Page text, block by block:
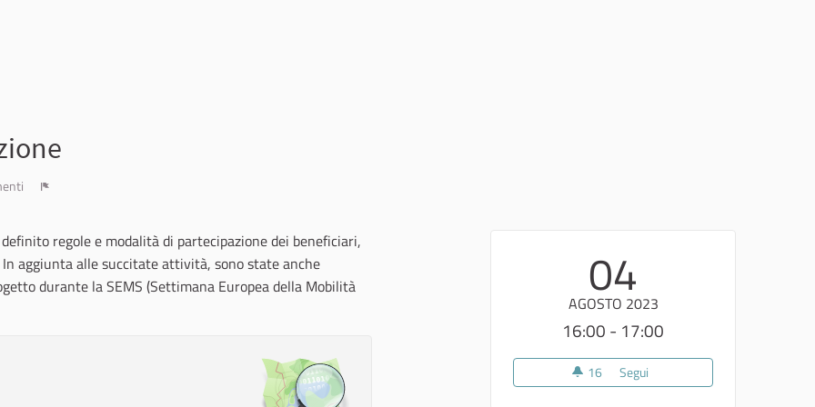
04
AGOSTO 2023
16:00 - 17:00
16 16 sostenitori
Segui
regole e modalità di partecipazione dei beneficiari,
aggiunta alle succitate attività, sono state anche
durante la SEMS (Settimana Europea della Mobilità